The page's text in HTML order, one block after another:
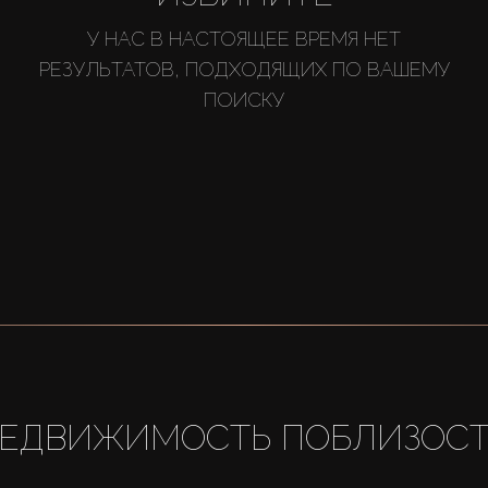
У НАС В НАСТОЯЩЕЕ ВРЕМЯ НЕТ
РЕЗУЛЬТАТОВ, ПОДХОДЯЩИХ ПО ВАШЕМУ
ПОИСКУ